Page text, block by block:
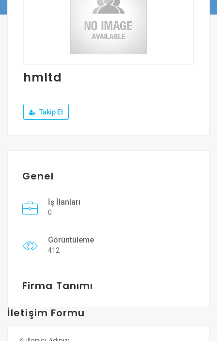
Giriş Yap
hmltd
Takip Et
Genel
İş İlanları
0
Görüntüleme
412
Firma Tanımı
İletişim Formu